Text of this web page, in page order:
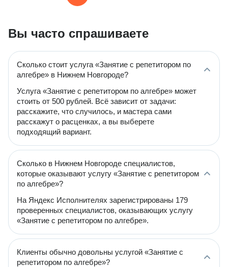
Вы часто спрашиваете
Сколько стоит услуга «Занятие с репетитором по
алгебре» в Нижнем Новгороде?
Услуга «Занятие с репетитором по алгебре» может
стоить от 500 рублей. Всё зависит от задачи:
расскажите, что случилось, и мастера сами
расскажут о расценках, а вы выберете
подходящий вариант.
Сколько в Нижнем Новгороде специалистов,
которые оказывают услугу «Занятие с репетитором
по алгебре»?
На Яндекс Исполнителях зарегистрированы 179
проверенных специалистов, оказывающих услугу
«Занятие с репетитором по алгебре».
Клиенты обычно довольны услугой «Занятие с
репетитором по алгебре»?